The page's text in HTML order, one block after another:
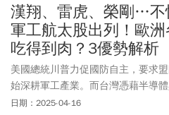
漢翔、雷虎、榮剛…不
軍工航太股出列！歐
吃得到肉？3優勢解析
美國總統川普力促國防自主，要求
始深耕軍工產業。而台灣憑藉半導
有望在軍工產業獲得一席之地。
日期：2025-04-16